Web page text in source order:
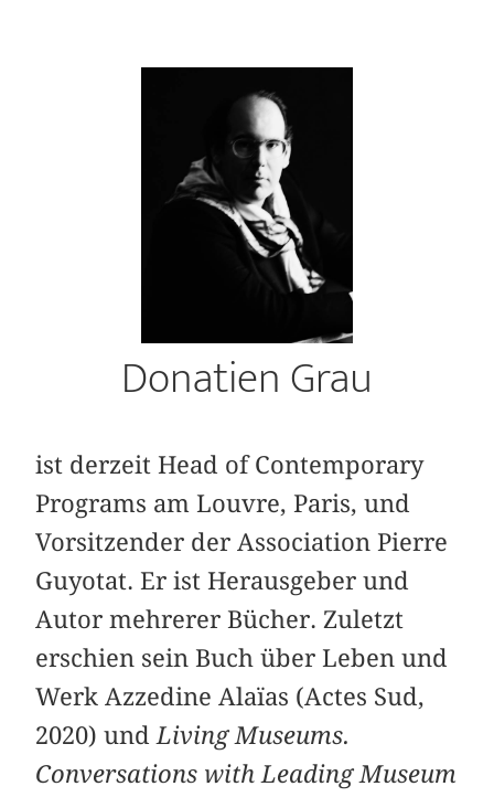
Donatien Grau
ist derzeit Head of Contemporary
Programs am Louvre, Paris, und
Vorsitzender der Association Pierre
Guyotat. Er ist Herausgeber und
Autor mehrerer Bücher. Zuletzt
erschien sein Buch über Leben und
Werk Azzedine Alaïas (Actes Sud,
2020) undLiving Museums.
Conversations with Leading Museum